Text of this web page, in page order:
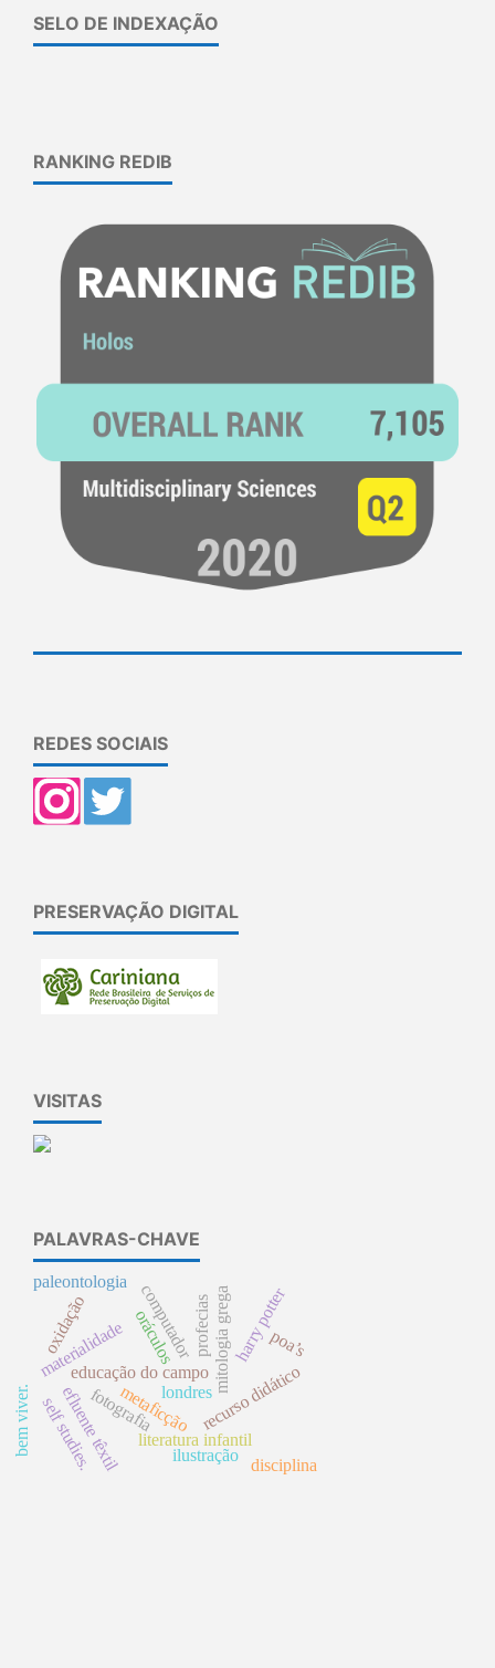
SELO DE INDEXAÇÃO
RANKING REDIB
REDES SOCIAIS
PRESERVAÇÃO DIGITAL
VISITAS
PALAVRAS-CHAVE
educação do camporecurso didático
oráculos mitologia gregaharry potter
profecias
metaficção
literatura infantil
ilustração
fotografia
materialidade computador
oxidação
paleontologia
poa’s
efluente têxtil disciplina
londres
self studies.
bem viver.